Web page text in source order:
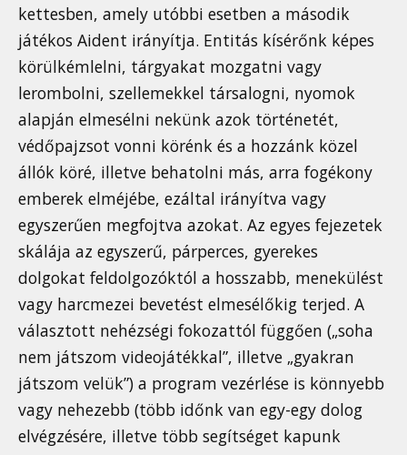
kettesben, amely utóbbi esetben a második
játékos Aident irányítja. Entitás kísérőnk képes
körülkémlelni, tárgyakat mozgatni vagy
lerombolni, szellemekkel társalogni, nyomok
alapján elmesélni nekünk azok történetét,
védőpajzsot vonni körénk és a hozzánk közel
állók köré, illetve behatolni más, arra fogékony
emberek elméjébe, ezáltal irányítva vagy
egyszerűen megfojtva azokat. Az egyes fejezetek
skálája az egyszerű, párperces, gyerekes
dolgokat feldolgozóktól a hosszabb, menekülést
vagy harcmezei bevetést elmesélőkig terjed. A
választott nehézségi fokozattól függően („soha
nem játszom videojátékkal”, illetve „gyakran
játszom velük”) a program vezérlése is könnyebb
vagy nehezebb (több időnk van egy-egy dolog
elvégzésére, illetve több segítséget kapunk